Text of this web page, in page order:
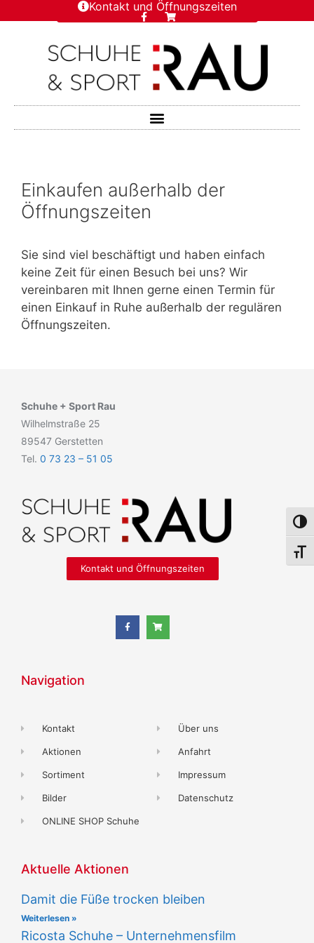
Kontakt und Öffnungszeiten
Einkaufen außerhalb der
Öffnungszeiten
Sie sind viel beschäftigt und haben einfach
keine Zeit für einen Besuch bei uns? Wir
vereinbaren mit Ihnen gerne einen Termin für
einen Einkauf in Ruhe außerhalb der regulären
Öffnungszeiten.
Schuhe + Sport Rau
Wilhelmstraße 25
89547 Gerstetten
Tel. 0 73 23 – 51 05
Kontakt und Öffnungszeiten
Navigation
Kontakt
Aktionen
Sortiment
Bilder
ONLINE SHOP Schuhe
Über uns
Anfahrt
Impressum
Datenschutz
Aktuelle Aktionen
Damit die Füße trocken bleiben
Weiterlesen »
Ricosta Schuhe – Unternehmensfilm